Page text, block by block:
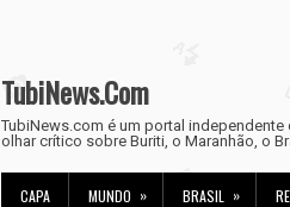
TubiNews.Com
TubiNews.com é um portal
olhar crítico sobre Buriti, o Maranhão, o
CAPA MUNDO » BRASIL »